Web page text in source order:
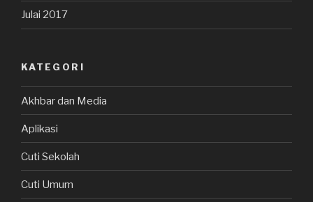
Julai 2017
KATEGORI
Akhbar dan Media
Aplikasi
Cuti Sekolah
Cuti Umum